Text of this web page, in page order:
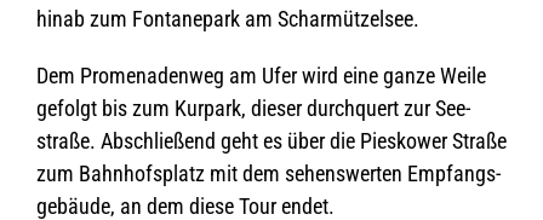
hinab zum Fon­ta­ne­park am Scharmützelsee.
Dem Pro­me­na­den­weg am Ufer wird eine ganze Weile
gefolgt bis zum Kur­park, die­ser durch­quert zur See­
straße. Abschlie­ßend geht es über die Pies­kower Straße
zum Bahn­hofs­platz mit dem sehens­wer­ten Emp­fangs­
ge­bäude, an dem diese Tour endet.